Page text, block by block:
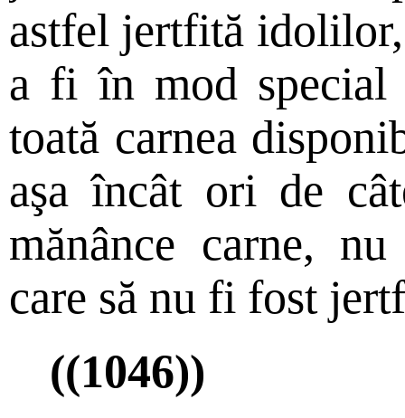
astfel jertfită idolilor,
a fi în mod special
toată carnea
aşa încât ori de
mănânce carne,
care să nu fi fost
((1046))